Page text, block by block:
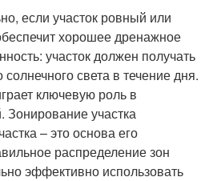
если участок ровный или
хорошее дренажное
участок должен получать
света в течение дня.
ключевую роль в
участка
– это основа его
распределение зон
эффективно использовать